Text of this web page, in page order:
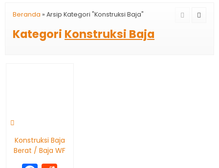
Beranda » Arsip Kategori "Konstruksi Baja"
Kategori Konstruksi Baja
Konstruksi Baja
Berat / Baja WF